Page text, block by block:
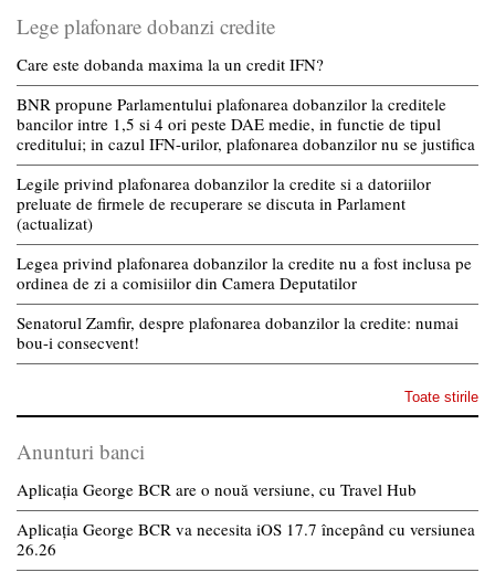
Lege plafonare dobanzi credite
Care este dobanda maxima la un credit IFN?
BNR propune Parlamentului plafonarea dobanzilor la creditele
bancilor intre 1,5 si 4 ori peste DAE medie, in functie de tipul
creditului; in cazul IFN-urilor, plafonarea dobanzilor nu se justifica
Legile privind plafonarea dobanzilor la credite si a datoriilor
preluate de firmele de recuperare se discuta in Parlament
(actualizat)
Legea privind plafonarea dobanzilor la credite nu a fost inclusa pe
ordinea de zi a comisiilor din Camera Deputatilor
Senatorul Zamfir, despre plafonarea dobanzilor la credite: numai
bou-i consecvent!
Toate stirile
Anunturi banci
Aplicația George BCR are o nouă versiune, cu Travel Hub
Aplicația George BCR va necesita iOS 17.7 începând cu versiunea
26.26